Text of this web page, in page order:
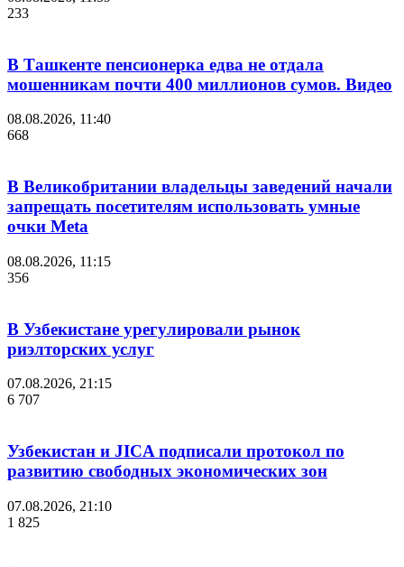
233
В Ташкенте пенсионерка едва не отдала
мошенникам почти 400 миллионов сумов. Видео
08.08.2026, 11:40
668
В Великобритании владельцы заведений начали
запрещать посетителям использовать умные
очки Meta
08.08.2026, 11:15
356
В Узбекистане урегулировали рынок
риэлторских услуг
07.08.2026, 21:15
6 707
Узбекистан и JICA подписали протокол по
развитию свободных экономических зон
07.08.2026, 21:10
1 825